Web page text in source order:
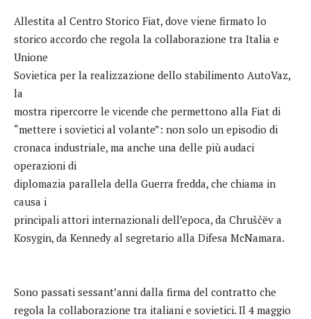
Allestita al Centro Storico Fiat, dove viene firmato lo
storico accordo che regola la collaborazione tra Italia e
Unione
Sovietica per la realizzazione dello stabilimento AutoVaz,
la
mostra ripercorre le vicende che permettono alla Fiat di
“mettere i sovietici al volante”: non solo un episodio di
cronaca industriale, ma anche una delle più audaci
operazioni di
diplomazia parallela della Guerra fredda, che chiama in
causa i
principali attori internazionali dell’epoca, da Chruščëv a
Kosygin, da Kennedy al segretario alla Difesa McNamara.
Sono passati sessant’anni dalla firma del contratto che
regola la collaborazione tra italiani e sovietici. Il 4 maggio